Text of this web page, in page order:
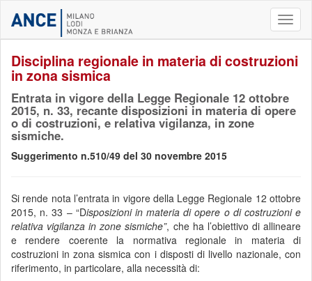
Disciplina regionale in materia di costruzioni
in zona sismica
Entrata in vigore della Legge Regionale 12 ottobre
2015, n. 33, recante disposizioni in materia di opere
o di costruzioni, e relativa vigilanza, in zone
sismiche.
Suggerimento n.510/49 del 30 novembre 2015
Si rende nota l’entrata in vigore della Legge Regionale 12 ottobre
2015, n. 33 – “Disposizioni in materia di opere o di costruzioni e
relativa vigilanza in zone sismiche”, che ha l’obiettivo di allineare
e rendere coerente la normativa regionale in materia di
costruzioni in zona sismica con i disposti di livello nazionale, con
riferimento, in particolare, alla necessità di: